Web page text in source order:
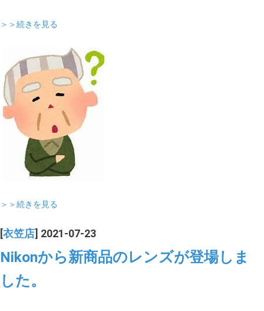
＞＞続きを見る
＞＞続きを見る
衣笠店 ] 2021-07-23
Nikonから新商品のレンズが登場しま
した。